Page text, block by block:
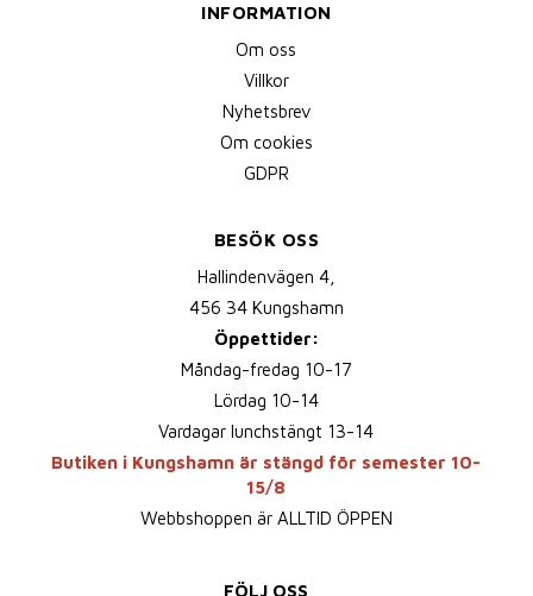
INFORMATION
Om oss
Villkor
Nyhetsbrev
Om cookies
GDPR
BESÖK OSS
Hallindenvägen 4,
456 34 Kungshamn
Öppettider:
Måndag-fredag 10-17
Lördag 10-14
Vardagar lunchstängt 13-14
Butiken i Kungshamn är stängd för semester 10-
15/8
Webbshoppen är ALLTID ÖPPEN
FÖLJ OSS